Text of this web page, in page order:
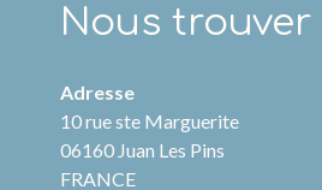
Nous trouver
Adresse
10 rue ste Marguerite
06160 Juan Les Pins
FRANCE